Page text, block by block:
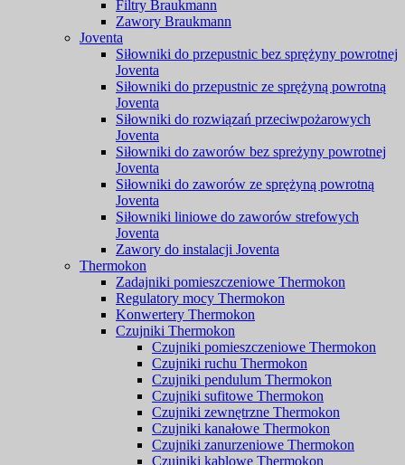
Filtry Braukmann
Zawory Braukmann
Joventa
Siłowniki do przepustnic bez sprężyny powrotnej
Joventa
Siłowniki do przepustnic ze sprężyną powrotną
Joventa
Siłowniki do rozwiązań przeciwpożarowych
Joventa
Siłowniki do zaworów bez spreżyny powrotnej
Joventa
Siłowniki do zaworów ze sprężyną powrotną
Joventa
Siłowniki liniowe do zaworów strefowych
Joventa
Zawory do instalacji Joventa
Thermokon
Zadajniki pomieszczeniowe Thermokon
Regulatory mocy Thermokon
Konwertery Thermokon
Czujniki Thermokon
Czujniki pomieszczeniowe Thermokon
Czujniki ruchu Thermokon
Czujniki pendulum Thermokon
Czujniki sufitowe Thermokon
Czujniki zewnętrzne Thermokon
Czujniki kanałowe Thermokon
Czujniki zanurzeniowe Thermokon
Czujniki kablowe Thermokon